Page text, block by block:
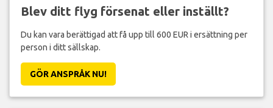
Blev ditt flyg försenat eller inställt?
Du kan vara berättigad att få upp till 600 EUR i ersättning per
person i ditt sällskap.
GÖR ANSPRÅK NU!